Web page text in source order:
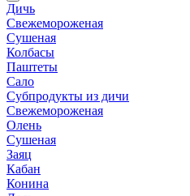
Дичь
Свежемороженая
Сушеная
Колбасы
Паштеты
Сало
Субпродукты из дичи
Свежемороженая
Олень
Сушеная
Заяц
Кабан
Конина